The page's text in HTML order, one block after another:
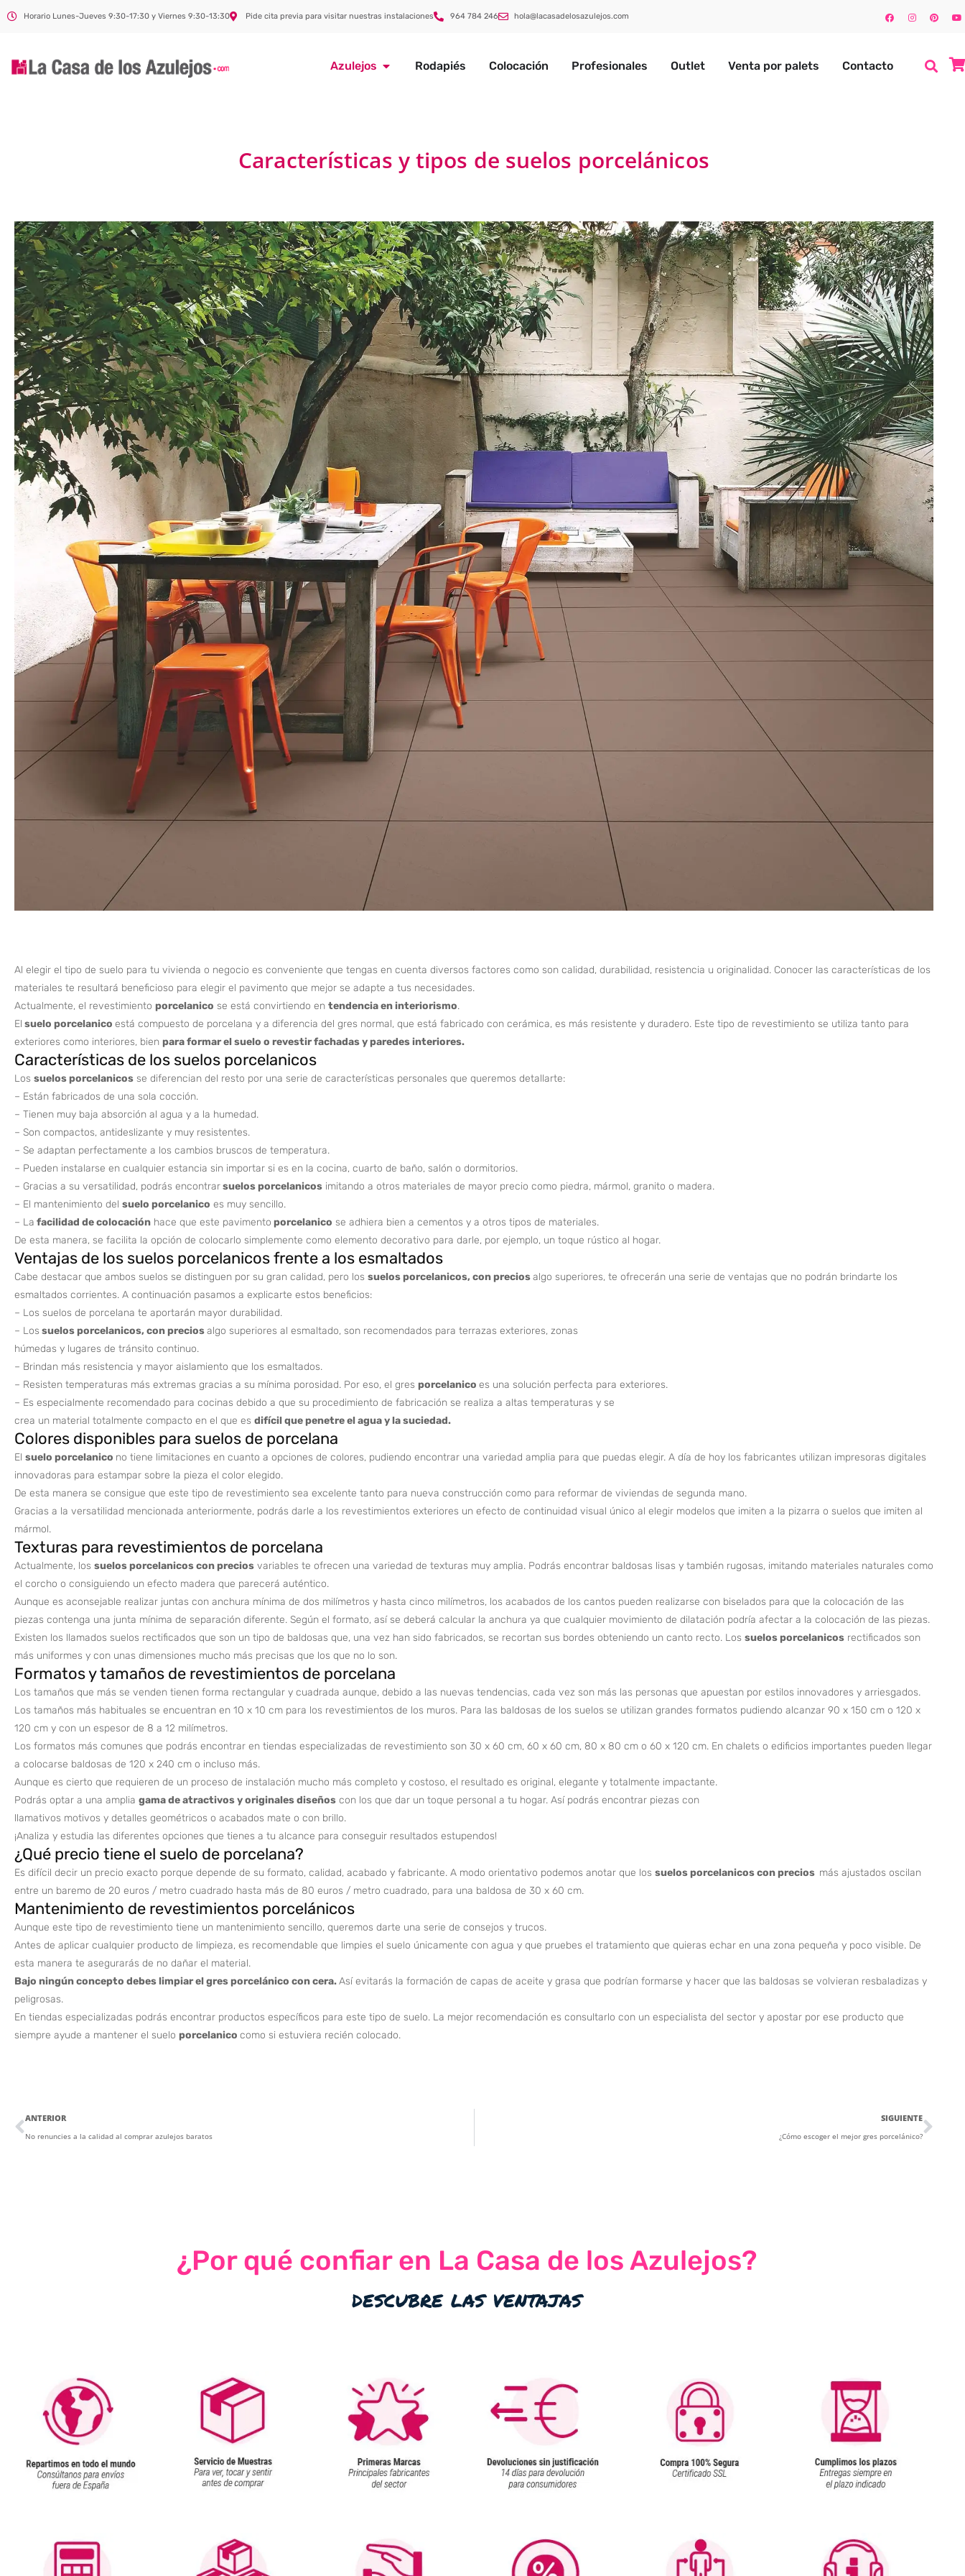
Horario Lunes-Jueves 9:30-17:30 y Viernes 9:30-13:30 Pide cita previa para visitar nuestras instalaciones 964 784 246 hola@lacasadelosazulejos.com
Azulejos Rodapiés Colocación Profesionales Outlet Venta por palets Contacto
Características y tipos de suelos porcelánicos
Al elegir el tipo de suelo para tu vivienda o negocio es conveniente que tengas en cuenta diversos factores como son calidad, durabilidad, resistencia u originalidad. Conocer las características de los
materiales te resultará beneficioso para elegir el pavimento que mejor se adapte a tus necesidades.
Actualmente, el revestimiento porcelanico se está convirtiendo en tendencia en interiorismo.
El suelo porcelanico está compuesto de porcelana y a diferencia del gres normal, que está fabricado con cerámica, es más resistente y duradero. Este tipo de revestimiento se utiliza tanto para
exteriores como interiores, bien para formar el suelo o revestir fachadas y paredes interiores.
Características de los suelos porcelanicos
Los suelos porcelanicos se diferencian del resto por una serie de características personales que queremos detallarte:
– Están fabricados de una sola cocción.
– Tienen muy baja absorción al agua y a la humedad.
– Son compactos, antideslizante y muy resistentes.
– Se adaptan perfectamente a los cambios bruscos de temperatura.
– Pueden instalarse en cualquier estancia sin importar si es en la cocina, cuarto de baño, salón o dormitorios.
– Gracias a su versatilidad, podrás encontrarsuelos porcelanicos imitando a otros materiales de mayor precio como piedra, mármol, granito o madera.
– El mantenimiento del suelo porcelanico es muy sencillo.
– La facilidad de colocación hace que este pavimento porcelanico se adhiera bien a cementos y a otros tipos de materiales.
De esta manera, se facilita la opción de colocarlo simplemente como elemento decorativo para darle, por ejemplo, un toque rústico al hogar.
Ventajas de los suelos porcelanicos frente a los esmaltados
Cabe destacar que ambos suelos se distinguen por su gran calidad, pero los suelos porcelanicos, con preciosalgo superiores, te ofrecerán una serie de ventajas que no podrán brindarte los
esmaltados corrientes. A continuación pasamos a explicarte estos beneficios:
– Los suelos de porcelana te aportarán mayor durabilidad.
– Los suelos porcelanicos, con preciosalgo superiores al esmaltado, son recomendados para terrazas exteriores, zonas
húmedas y lugares de tránsito continuo.
– Brindan más resistencia y mayor aislamiento que los esmaltados.
– Resisten temperaturas más extremas gracias a su mínima porosidad. Por eso, el gres porcelanico es una solución perfecta para exteriores.
– Es especialmente recomendado para cocinas debido a que su procedimiento de fabricación se realiza a altas temperaturas y se
crea un material totalmente compacto en el que es difícil que penetre el agua y la suciedad.
Colores disponibles para suelos de porcelana
El suelo porcelanico no tiene limitaciones en cuanto a opciones de colores, pudiendo encontrar una variedad amplia para que puedas elegir. A día de hoy los fabricantes utilizan impresoras digitales
innovadoras para estampar sobre la pieza el color elegido.
De esta manera se consigue que este tipo de revestimiento sea excelente tanto para nueva construcción como para reformar de viviendas de segunda mano.
Gracias a la versatilidad mencionada anteriormente, podrás darle a los revestimientos exteriores un efecto de continuidad visual único al elegir modelos que imiten a la pizarra o suelos que imiten al
mármol.
Texturas para revestimientos de porcelana
Actualmente, los suelos porcelanicos con precios variables te ofrecen una variedad de texturas muy amplia. Podrás encontrar baldosas lisas y también rugosas, imitando materiales naturales como
el corcho o consiguiendo un efecto madera que parecerá auténtico.
Aunque es aconsejable realizar juntas con anchura mínima de dos milímetros y hasta cinco milímetros, los acabados de los cantos pueden realizarse con biselados para que la colocación de las
piezas contenga una junta mínima de separación diferente. Según el formato, así se deberá calcular la anchura ya que cualquier movimiento de dilatación podría afectar a la colocación de las piezas.
Existen los llamados suelos rectificados que son un tipo de baldosas que, una vez han sido fabricados, se recortan sus bordes obteniendo un canto recto. Los suelos porcelanicos rectificados son
más uniformes y con unas dimensiones mucho más precisas que los que no lo son.
Formatos y tamaños de revestimientos de porcelana
Los tamaños que más se venden tienen forma rectangular y cuadrada aunque, debido a las nuevas tendencias, cada vez son más las personas que apuestan por estilos innovadores y arriesgados.
Los tamaños más habituales se encuentran en 10 x 10 cm para los revestimientos de los muros. Para las baldosas de los suelos se utilizan grandes formatos pudiendo alcanzar 90 x 150 cm o 120 x
120 cm y con un espesor de 8 a 12 milímetros.
Los formatos más comunes que podrás encontrar en tiendas especializadas de revestimiento son 30 x 60 cm, 60 x 60 cm, 80 x 80 cm o 60 x 120 cm. En chalets o edificios importantes pueden llegar
a colocarse baldosas de 120 x 240 cm o incluso más.
Aunque es cierto que requieren de un proceso de instalación mucho más completo y costoso, el resultado es original, elegante y totalmente impactante.
Podrás optar a una amplia gama de atractivos y originales diseños con los que dar un toque personal a tu hogar. Así podrás encontrar piezas con
llamativos motivos y detalles geométricos o acabados mate o con brillo.
¡Analiza y estudia las diferentes opciones que tienes a tu alcance para conseguir resultados estupendos!
¿Qué precio tiene el suelo de porcelana?
Es difícil decir un precio exacto porque depende de su formato, calidad, acabado y fabricante. A modo orientativo podemos anotar que los suelos porcelanicos con precios más ajustados oscilan
entre un baremo de 20 euros / metro cuadrado hasta más de 80 euros / metro cuadrado, para una baldosa de 30 x 60 cm.
Mantenimiento de revestimientos porcelánicos
Aunque este tipo de revestimiento tiene un mantenimiento sencillo, queremos darte una serie de consejos y trucos.
Antes de aplicar cualquier producto de limpieza, es recomendable que limpies el suelo únicamente con agua y que pruebes el tratamiento que quieras echar en una zona pequeña y poco visible. De
esta manera te asegurarás de no dañar el material.
Bajo ningún concepto debes limpiar el gres porcelánico con cera.Así evitarás la formación de capas de aceite y grasa que podrían formarse y hacer que las baldosas se volvieran resbaladizas y
peligrosas.
En tiendas especializadas podrás encontrar productos específicos para este tipo de suelo. La mejor recomendación es consultarlo con un especialista del sector y apostar por ese producto que
siempre ayude a mantener el suelo porcelanico como si estuviera recién colocado.
ANTERIOR
No renuncies a la calidad al comprar azulejos baratos
SIGUIENTE
¿Cómo escoger el mejor gres porcelánico?
¿Por qué confiar en La Casa de los Azulejos?
descubre las ventajas